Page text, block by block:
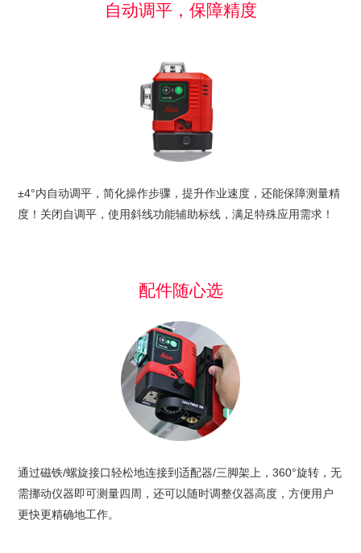
自动调平，保障精度
±4°内自动调平，简化操作步骤，提升作业速度，还能保障测量精
度！关闭自调平，使用斜线功能辅助标线，满足特殊应用需求！
配件随心选
通过磁铁/螺旋接口轻松地连接到适配器/三脚架上，360°旋转，无
需挪动仪器即可测量四周，还可以随时调整仪器高度，方便用户
更快更精确地工作。